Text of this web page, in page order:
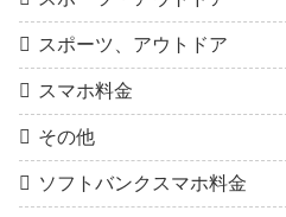
スポーツ、アウトドア
スマホ料金
その他
ソフトバンクスマホ料金